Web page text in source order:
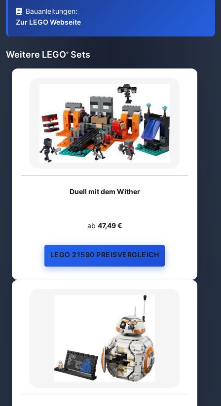
Bauanleitungen:
Zur LEGO Webseite
Weitere LEGO® Sets
Duell mit dem Wither
ab 47,49 €
LEGO 21590 PREISVERGLEICH